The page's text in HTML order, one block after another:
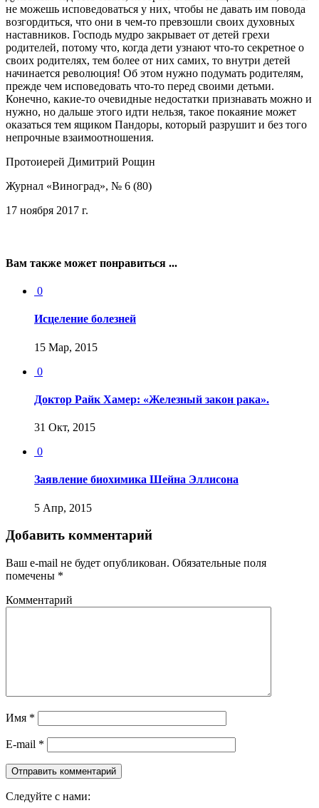
не можешь исповедоваться у них, чтобы не давать им повода
возгордиться, что они в чем-то превзошли своих духовных
наставников. Господь мудро закрывает от детей грехи
родителей, потому что, когда дети узнают что-то секретное о
своих родителях, тем более от них самих, то внутри детей
начинается революция! Об этом нужно подумать родителям,
прежде чем исповедовать что-то перед своими детьми.
Конечно, какие-то очевидные недостатки признавать можно и
нужно, но дальше этого идти нельзя, такое покаяние может
оказаться тем ящиком Пандоры, который разрушит и без того
непрочные взаимоотношения.
Протоиерей Димитрий Рощин
Журнал «Виноград», № 6 (80)
17 ноября 2017 г.
Вам также может понравиться ...
0
Исцеление болезней
15 Мар, 2015
0
Доктор Райк Хамер: «Железный закон рака».
31 Окт, 2015
0
Заявление биохимика Шейна Эллисона
5 Апр, 2015
Добавить комментарий
Ваш e-mail не будет опубликован. Обязательные поля
помечены *
Комментарий
Имя *
E-mail *
Следуйте с нами: